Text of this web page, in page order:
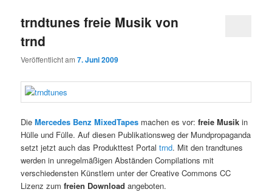
trndtunes freie Musik von
trnd
Veröffentlicht am7. Juni 2009
DieMercedes Benz MixedTapes machen es vor:freie Musik in
Hülle und Fülle. Auf diesen Publikationsweg der Mundpropaganda
setzt jetzt auch das Produkttest Portaltrnd. Mit den trandtunes
werden in unregelmäßigen Abständen Compilations mit
verschiedensten Künstlern unter der Creative Commons CC
Lizenz zumfreien Download angeboten.